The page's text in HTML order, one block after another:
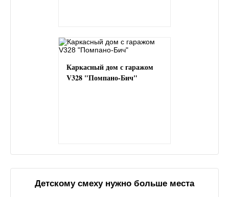
Каркасный дом с гаражом
V328 "Помпано-Бич"
Детскому смеху нужно больше места